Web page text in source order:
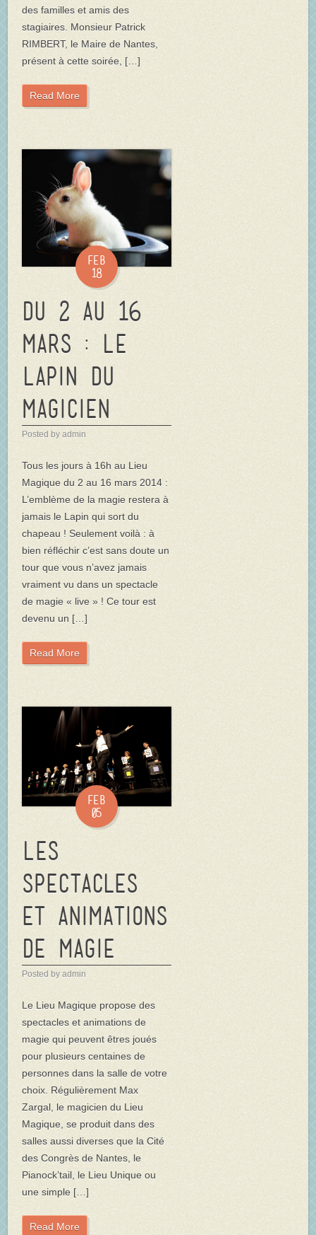
des familles et amis des
stagiaires. Monsieur Patrick
RIMBERT, le Maire de Nantes,
présent à cette soirée, […]
Read More
Feb
18
Du 2 au 16
mars : Le
Lapin du
magicien
Posted by admin
Tous les jours à 16h au Lieu
Magique du 2 au 16 mars 2014 :
L’emblème de la magie restera à
jamais le Lapin qui sort du
chapeau ! Seulement voilà : à
bien réfléchir c’est sans doute un
tour que vous n’avez jamais
vraiment vu dans un spectacle
de magie « live » ! Ce tour est
devenu un […]
Read More
Feb
05
Les
spectacles
et animations
de magie
Posted by admin
Le Lieu Magique propose des
spectacles et animations de
magie qui peuvent êtres joués
pour plusieurs centaines de
personnes dans la salle de votre
choix. Régulièrement Max
Zargal, le magicien du Lieu
Magique, se produit dans des
salles aussi diverses que la Cité
des Congrès de Nantes, le
Pianock’tail, le Lieu Unique ou
une simple […]
Read More